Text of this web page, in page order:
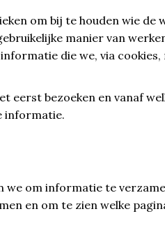
om bij te houden wie
manier van
die we, via
eerst bezoeken en vanaf
informatie.
om informatie te
en om te zien welke